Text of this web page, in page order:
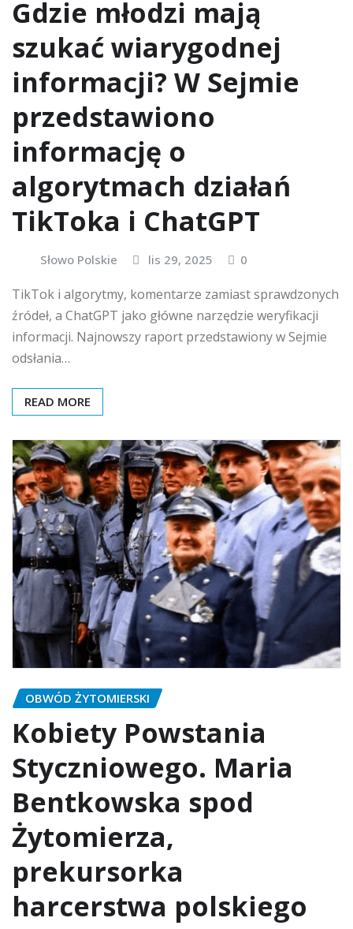
Gdzie młodzi mają
szukać wiarygodnej
informacji? W Sejmie
przedstawiono
informację o
algorytmach działań
TikToka i ChatGPT
Słowo Polskie lis 29, 2025 0
TikTok i algorytmy, komentarze zamiast sprawdzonych
źródeł, a ChatGPT jako główne narzędzie weryfikacji
informacji. Najnowszy raport przedstawiony w Sejmie
odsłania…
READ MORE
OBWÓD ŻYTOMIERSKI
Kobiety Powstania
Styczniowego. Maria
Bentkowska spod
Żytomierza,
prekursorka
harcerstwa polskiego